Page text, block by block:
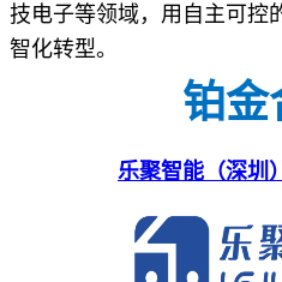
技电子等领域，用自主可控
智化转型。
铂金
乐聚智能（深圳